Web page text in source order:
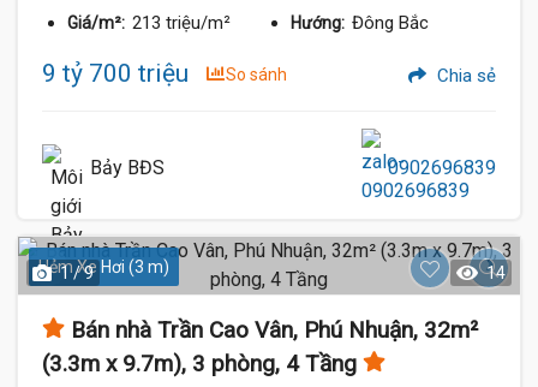
Giá/m²: 213 triệu/m² Hướng: Đông Bắc
9 tỷ 700 triệu So sánh Chia sẻ
Bảy BĐS 0902696839
Hẻm Xe Hơi (3 m)
1 / 9 14
Bán nhà Trần Cao Vân, Phú Nhuận, 32m²
(3.3m x 9.7m), 3 phòng, 4 Tầng